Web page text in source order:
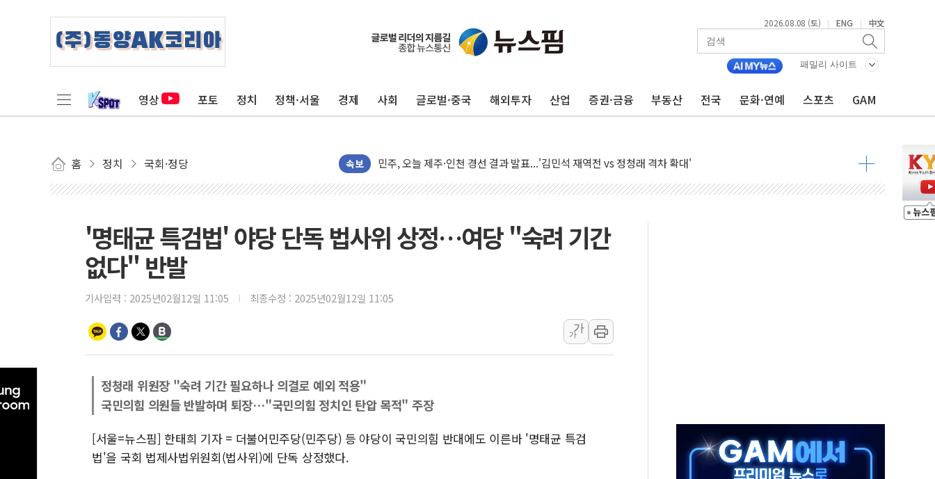
2026.08.08 (토) | ENG | 中文
패밀리 사이트
영상 포토 정치 정책·서울 경제 사회 글로벌·중국 해외투자 산업 증권·금융 부동산 전국 문화·연예 스포츠 GAM
홈 정치 국회·정당 속보
10월 보완수사권 폐지·공소청 출범…피해자들 '범죄 사각지대' 우려
한상협, 업계 개인정보 보안 새판 짠다…'자율규제단체' 타진
뉴욕증시, 고용 쇼크에 금리 인상 우려 후퇴…S&P500 최고치
유럽증시, 美 고용 예상 밖 부진에 연준 금리 인상 가능성 낮아지며 상승… STOXX 600 지수는 나흘 연속 최고치
미 연준 매파 기세 꺾이나…고용 감소에 9월 동결 전망 우세
이란 핵심 원유 수출항 '하르그섬', 최근 1주일 이상 '올스톱'… 美 해상봉쇄 영향
美 고용 쇼크에 엔화 장중 급등…시장은 "또 개입했나" 촉각
[종합] 美 7월 고용 2만3000명 감소 '쇼크'…9월 금리 인상 기대 후퇴
[사진] 이슬람 수니파 3개국, 공동방위협정 체결
뉴욕증시 개장 전 특징주...아틀라시안·클라우드플레어·태양광주↑ VS 트레이드데스크·웬디스↓
'명태균 특검법' 야당 단독 법사위 상정…여당 "숙려 기간
없다" 반발
기사입력 : 2025년02월12일 11:05 최종수정 : 2025년02월12일 11:05
가
가
정청래 위원장 "숙려 기간 필요하나 의결로 예외 적용"
국민의힘 의원들 반발하며 퇴장…"국민의힘 정치인 탄압 목적" 주장
[서울=뉴스핌] 한태희 기자 = 더불어민주당(민주당) 등 야당이 국민의힘 반대에도 이른바 '명태균 특검
법'을 국회 법제사법위원회(법사위)에 단독 상정했다.